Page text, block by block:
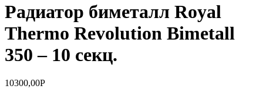
Радиатор биметалл Royal
Thermo Revolution Bimetall
350 – 10 секц.
10300,00Р